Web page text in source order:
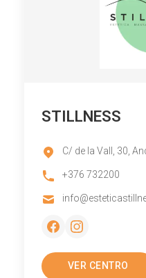
STILLNESS
C/ de la Vall, 30,
+376 732200
VER CENTRO